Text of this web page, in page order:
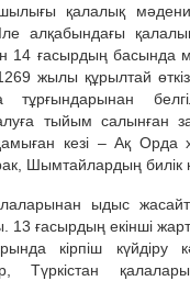
қалалық
Іле алқабындағы
14 ғасырдың басында
жылы құрылтай
тыйым салынған
кезі – Ақ Орда
Шымтайлардың билік
ыдыс
ғасырдың екінші
кірпіш күйдіру
Түркістан